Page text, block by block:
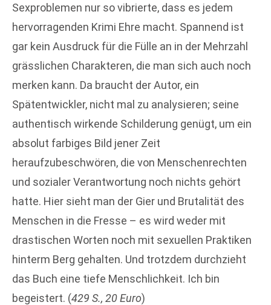
Sexproblemen nur so vibrierte, dass es jedem
hervorragenden Krimi Ehre macht. Spannend ist
gar kein Ausdruck für die Fülle an in der Mehrzahl
grässlichen Charakteren, die man sich auch noch
merken kann. Da braucht der Autor, ein
Spätentwickler, nicht mal zu analysieren; seine
authentisch wirkende Schilderung genügt, um ein
absolut farbiges Bild jener Zeit
heraufzubeschwören, die von Menschenrechten
und sozialer Verantwortung noch nichts gehört
hatte. Hier sieht man der Gier und Brutalität des
Menschen in die Fresse – es wird weder mit
drastischen Worten noch mit sexuellen Praktiken
hinterm Berg gehalten. Und trotzdem durchzieht
das Buch eine tiefe Menschlichkeit. Ich bin
begeistert. (429 S., 20 Euro)